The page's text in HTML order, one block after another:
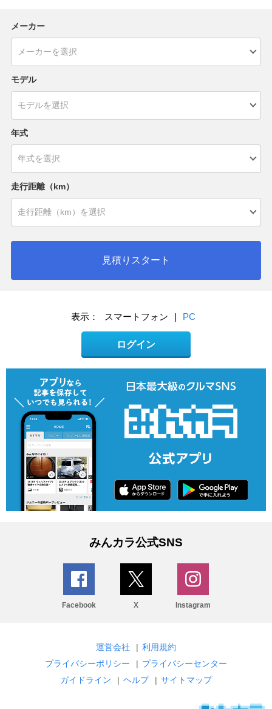
メーカー
モデル
年式
走行距離（km）
見積りスタート
表示： スマートフォン | PC
ログイン
みんカラ公式SNS
Facebook X Instagram
運営会社 | 利用規約
プライバシーポリシー
| プライバシーセンター
ガイドライン
| ヘルプ | サイトマップ